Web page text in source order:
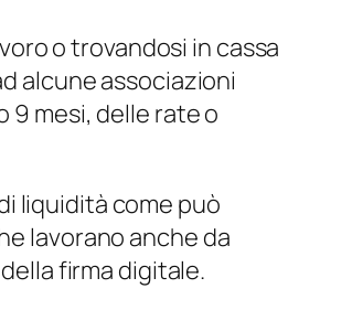
o trovandosi in cassa
alcune associazioni
9 mesi, delle rate o
liquidità come può
lavorano anche da
firma digitale.